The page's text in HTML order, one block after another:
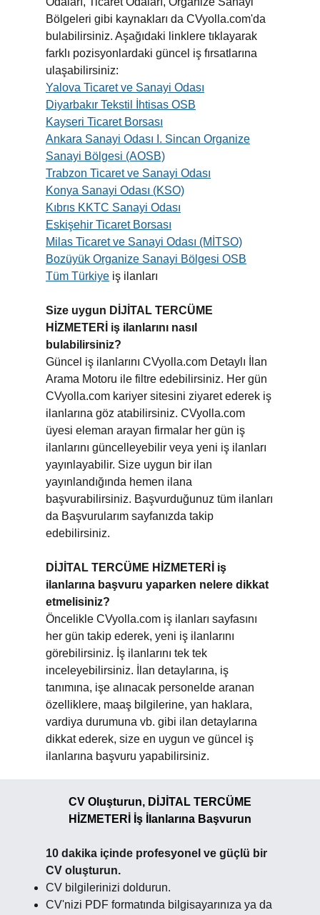
Bölgeleri gibi kaynakları da CVyolla.com'da
bulabilirsiniz. Aşağıdaki linklere tıklayarak
farklı pozisyonlardaki güncel iş fırsatlarına
ulaşabilirsiniz:
Yalova Ticaret ve Sanayi Odası
Diyarbakır Tekstil İhtisas OSB
Kayseri Ticaret Borsası
Ankara Sanayi Odası I. Sincan Organize
Sanayi Bölgesi (AOSB)
Trabzon Ticaret ve Sanayi Odası
Konya Sanayi Odası (KSO)
Kıbrıs KKTC Sanayi Odası
Eskişehir Ticaret Borsası
Milas Ticaret ve Sanayi Odası (MİTSO)
Bozüyük Organize Sanayi Bölgesi OSB
Tüm Türkiye iş ilanları
Size uygun DİJİTAL TERCÜME
HİZMETERİ iş ilanlarını nasıl
bulabilirsiniz?
Güncel iş ilanlarını CVyolla.com Detaylı İlan
Arama Motoru ile filtre edebilirsiniz. Her gün
CVyolla.com kariyer sitesini ziyaret ederek iş
ilanlarına göz atabilirsiniz. CVyolla.com
üyesi eleman arayan firmalar her gün iş
ilanlarını güncelleyebilir veya yeni iş ilanları
yayınlayabilir. Size uygun bir ilan
yayınlandığında hemen ilana
başvurabilirsiniz. Başvurduğunuz tüm ilanları
da Başvurularım sayfanızda takip
edebilirsiniz.
DİJİTAL TERCÜME HİZMETERİ iş
ilanlarına başvuru yaparken nelere dikkat
etmelisiniz?
Öncelikle CVyolla.com iş ilanları sayfasını
her gün takip ederek, yeni iş ilanlarını
görebilirsiniz. İş ilanlarını tek tek
inceleyebilirsiniz. İlan detaylarına, iş
tanımına, işe alınacak personelde aranan
özelliklere, maaş bilgilerine, yan haklara,
vardiya durumuna vb. gibi ilan detaylarına
dikkat ederek, size en uygun ve güncel iş
ilanlarına başvuru yapabilirsiniz.
CV Oluşturun, DİJİTAL TERCÜME
HİZMETERİ İş İlanlarına Başvurun
10 dakika içinde profesyonel ve güçlü bir
CV oluşturun.
CV bilgilerinizi doldurun.
CV'nizi PDF formatında bilgisayarınıza ya da